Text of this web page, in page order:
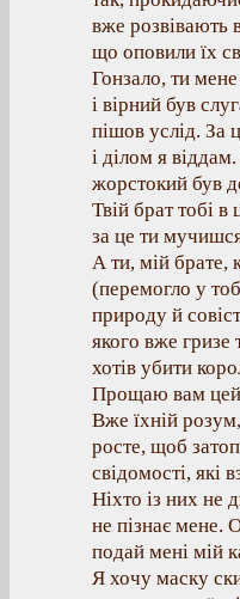
вже розвівають
що оповили їх
Гонзало, ти
і вірний був
пішов услід. За
і ділом я
жорстокий був
Твій брат тобі в
за це ти
А ти, мій брате,
(перемогло у
природу й
якого вже гризе
хотів убити
Прощаю вам цей
Вже їхній
росте, щоб
свідомості, які
Ніхто із них не
не пізнає мене.
подай мені мій
Я хочу маску